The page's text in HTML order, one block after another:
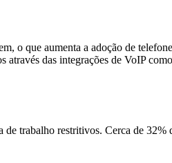
o que aumenta a adoção de
das integrações de VoIP
trabalho restritivos. Cerca de